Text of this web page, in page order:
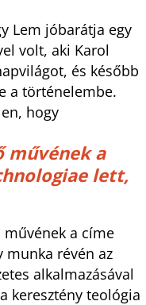
Lem jóbarátja egy
volt, aki Karol
és később
a történelembe.
hogy
művének a
lett,
művének a címe
munka révén az
alkalmazásával
keresztény teológia